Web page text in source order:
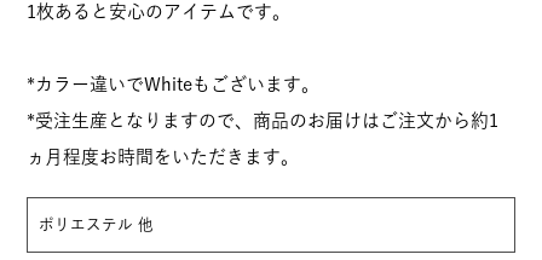
1枚あると安心のアイテムです。
*カラー違いでWhiteもございます。
*受注生産となりますので、商品のお届けはご注文から約1
ヵ月程度お時間をいただきます。
ポリエステル 他